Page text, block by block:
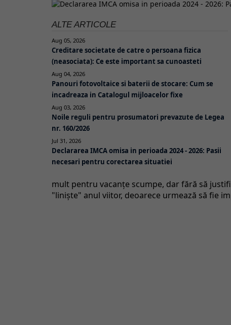
ALTE ARTICOLE
Aug 05, 2026
Creditare societate de catre o persoana fizica
(neasociata): Ce este important sa cunoasteti
Aug 04, 2026
Panouri fotovoltaice si baterii de stocare: Cum se
incadreaza in Catalogul mijloacelor fixe
Aug 03, 2026
Noile reguli pentru prosumatori prevazute de Legea
nr. 160/2026
Jul 31, 2026
Declararea IMCA omisa in perioada 2024 - 2026: Pasii
necesari pentru corectarea situatiei
mult pentru vacanţe scumpe, dar fără să
"linişte" anul viitor, deoarece urmează să fie